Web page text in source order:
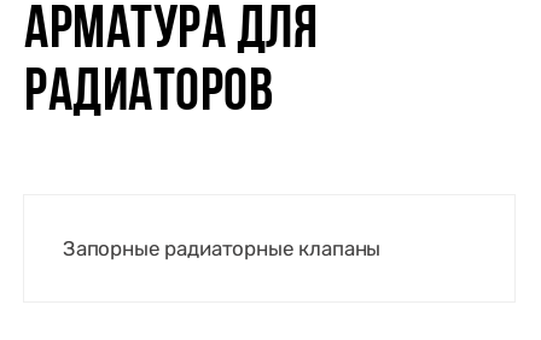
АРМАТУРА ДЛЯ
РАДИАТОРОВ
Запорные радиаторные клапаны